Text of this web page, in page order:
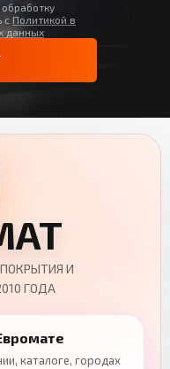
с Политикой в
данных
И
ГОДА
каталоге, городах